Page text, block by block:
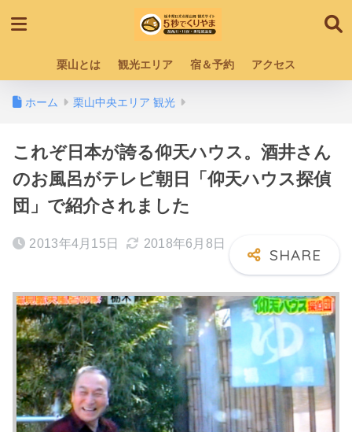
栗山とは 観光エリア 宿＆予約 アクセス
ホーム 栗山中央エリア 観光
これぞ日本が誇る仰天ハウス。酒井さん
のお風呂がテレビ朝日「仰天ハウス探偵
団」で紹介されました
2013年4月15日 2018年6月8日